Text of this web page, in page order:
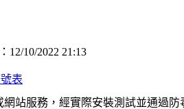
12/10/2022 21:13
表
站服務，經實際安裝測試並通過